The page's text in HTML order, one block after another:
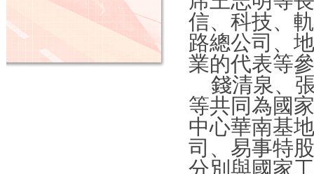
信、科技、
路總公司、
業的代表等
錢清泉、張
等共同為國
中心華南基
司、易事特
分別與國家